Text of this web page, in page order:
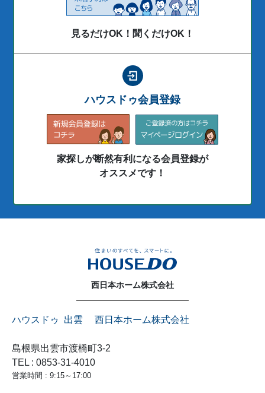
見るだけOK！聞くだけOK！
ハウスドゥ会員登録
家探しが断然有利になる会員登録が
オススメです！
西日本ホーム株式会社
ハウスドゥ 出雲 西日本ホーム株式会社
島根県出雲市渡橋町3-2
TEL : 0853-31-4010
営業時間 : 9:15～17:00